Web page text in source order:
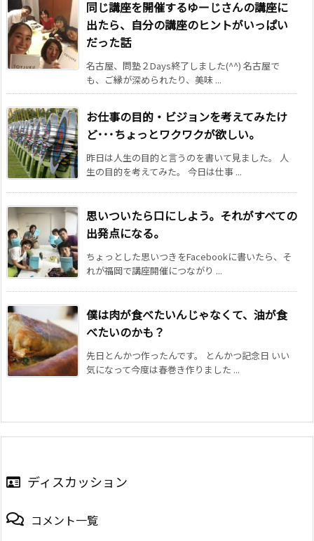
同じ講座を開催するゆーじさんの講座に
出たら、自分の講座のヒントがいっぱい
だった話
名古屋、問塾２Days終了しました(^^) 名古屋で
も、ご縁が深められたり、美味 ...
お仕事の目的・ビジョンを考えてみたけ
ど･･･ちょっとワクワクが欲しい。
昨日は人生の目的と言うのを書いて見ました。 人
生の目的を考えてみた。 今日は仕事 ...
思いついたら口にしよう。それがすべての
出発点になる。
ちょっとした思いつきをFacebookに書いたら、そ
れが福岡で講座開催につながり ...
僕は肉が食べたいんじゃなくて、油が食
べたいのかも？
先日とんかつ作ったんです。 とんかつ記念日 いい
気になって今度は春巻き作りました ...
ディスカッション
コメント一覧